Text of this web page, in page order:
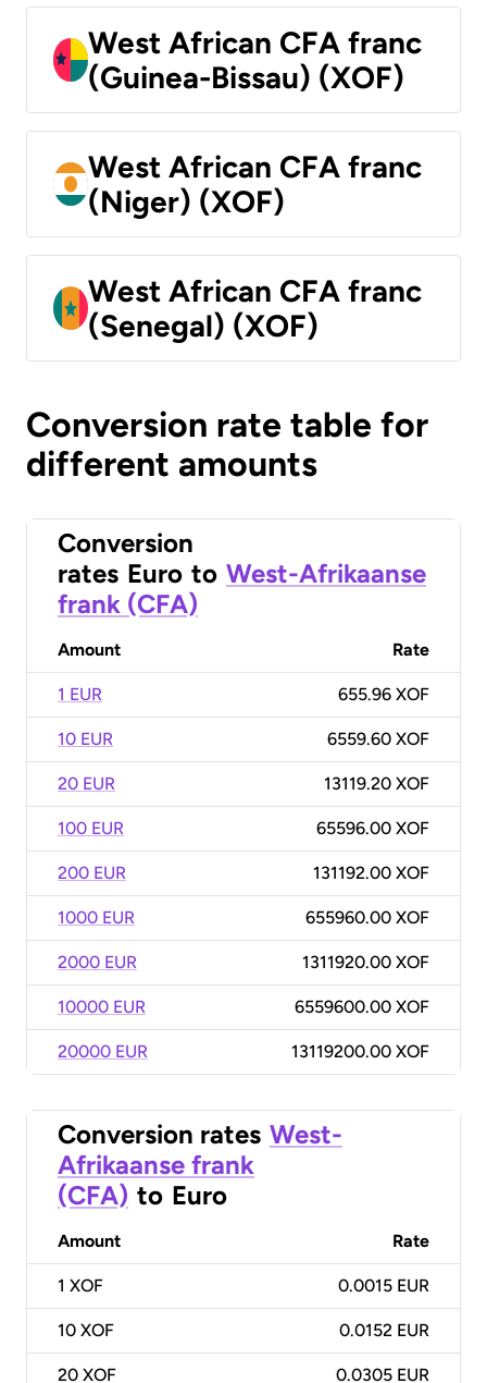
West African CFA franc
(Guinea-Bissau) (XOF)
West African CFA franc
(Niger) (XOF)
West African CFA franc
(Senegal) (XOF)
Conversion rate table for
different amounts
Conversion
rates Euro to West-Afrikaanse
frank (CFA)
Amount Rate
1 EUR 655.96 XOF
10 EUR 6559.60 XOF
20 EUR 13119.20 XOF
100 EUR 65596.00 XOF
200 EUR 131192.00 XOF
1000 EUR 655960.00 XOF
2000 EUR 1311920.00 XOF
10000 EUR 6559600.00 XOF
20000 EUR 13119200.00 XOF
Conversion rates West-
Afrikaanse frank
(CFA) to Euro
Amount Rate
1 XOF 0.0015 EUR
10 XOF 0.0152 EUR
20 XOF 0.0305 EUR